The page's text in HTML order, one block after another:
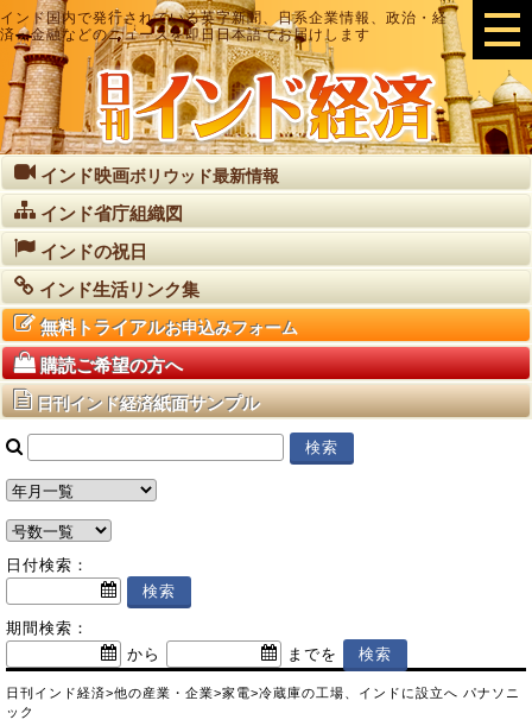
インド国内で発行されている英字新聞、日系企業情報、政治・経
済・金融などのニュースを即日日本語でお届けします
インド映画ボリウッド最新情報
インド省庁組織図
インドの祝日
インド生活リンク集
無料トライアルお申込みフォーム
購読ご希望の方へ
日刊インド経済紙面サンプル
日付検索：
期間検索：
から
までを
日刊インド経済>他の産業・企業>家電>冷蔵庫の工場、インドに設立へ パナソニ
ック